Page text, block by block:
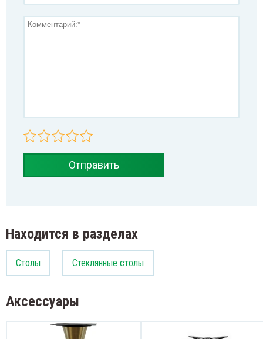
Отправить
Находится в разделах
Столы Стеклянные столы
Аксессуары